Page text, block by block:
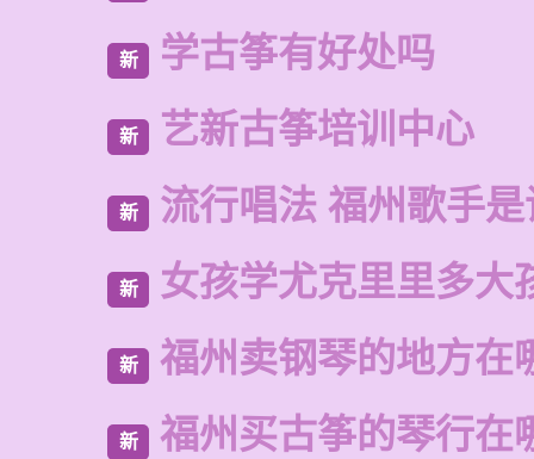
新 学古筝有好处吗
新 艺新古筝培训中心
新 流行唱法 福州歌手
新 女孩学尤克里里多大
新 福州卖钢琴的地方在
新 福州买古筝的琴行在